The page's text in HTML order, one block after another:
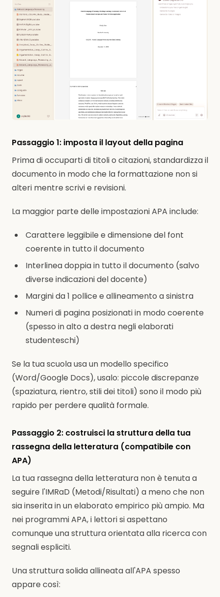
Passaggio 1: imposta il layout della pagina
Prima di occuparti di titoli o citazioni, standardizza il
documento in modo che la formattazione non si
alteri mentre scrivi e revisioni.
La maggior parte delle impostazioni APA include:
Carattere leggibile e dimensione del font
coerente in tutto il documento
Interlinea doppia in tutto il documento (salvo
diverse indicazioni del docente)
Margini da 1 pollice e allineamento a sinistra
Numeri di pagina posizionati in modo coerente
(spesso in alto a destra negli elaborati
studenteschi)
Se la tua scuola usa un modello specifico
(Word/Google Docs), usalo: piccole discrepanze
(spaziatura, rientro, stili dei titoli) sono il modo più
rapido per perdere qualità formale.
Passaggio 2: costruisci la struttura della tua
rassegna della letteratura (compatibile con
APA)
La tua rassegna della letteratura non è tenuta a
seguire l'IMRaD (Metodi/Risultati) a meno che non
sia inserita in un elaborato empirico più ampio. Ma
nei programmi APA, i lettori si aspettano
comunque una struttura orientata alla ricerca con
segnali espliciti.
Una struttura solida allineata all'APA spesso
appare così: